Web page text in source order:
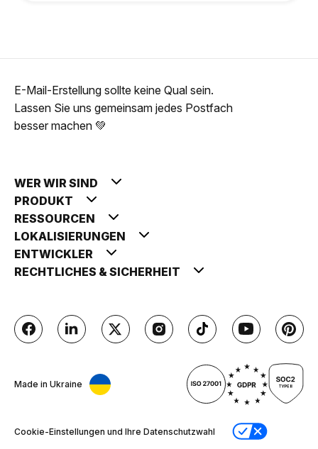
E-Mail-Erstellung sollte keine Qual sein.
Lassen Sie uns gemeinsam jedes Postfach
besser machen 💚
WER WIR SIND
PRODUKT
RESSOURCEN
LOKALISIERUNGEN
ENTWICKLER
RECHTLICHES & SICHERHEIT
Made in Ukraine
Cookie-Einstellungen und Ihre Datenschutzwahl